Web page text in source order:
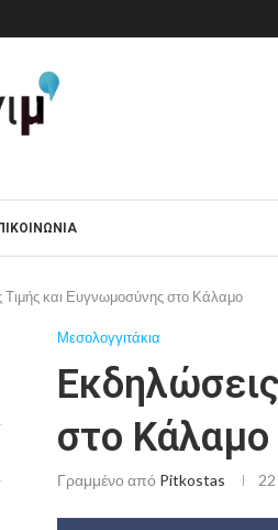
Τιμής και Ευγνωμοσύνης στο Κάλαμο
Μεσολογγιτάκια
στο Κάλαμο
Γραμμένο από Pitkostas 22